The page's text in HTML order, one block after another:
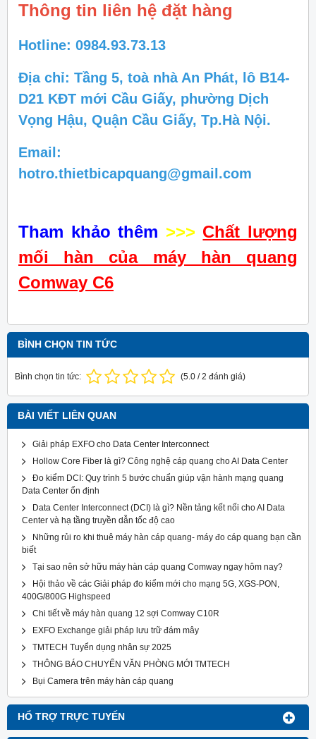
HỔ TRỢ TRỰC TUYẾN
Thông tin liên hệ đặt hàng
Hotline: 0984.93.73.13
Địa chỉ: Tầng 5, toà nhà An Phát, lô B14-
D21 KĐT mới Cầu Giấy, phường Dịch
Vọng Hậu, Quận Cầu Giấy, Tp.Hà Nội.
Email:
hotro.thietbicapquang@gmail.com
Tham khảo thêm >>> Chất lượng
mối hàn của máy hàn quang
Comway C6
BÌNH CHỌN TIN TỨC
Bình chọn tin tức: (5.0 /2 đánh giá)
BÀI VIẾT LIÊN QUAN
Giải pháp EXFO cho Data Center Interconnect
Hollow Core Fiber là gì? Công nghệ cáp quang cho AI Data Center
Đo kiểm DCI: Quy trình 5 bước chuẩn giúp vận hành mạng quang
Data Center ổn định
Data Center Interconnect (DCI) là gì? Nền tảng kết nối cho AI Data
Center và hạ tầng truyền dẫn tốc độ cao
Những rủi ro khi thuê máy hàn cáp quang- máy đo cáp quang bạn cần
biết
Tại sao nên sở hữu máy hàn cáp quang Comway ngay hôm nay?
Hội thảo về các Giải pháp đo kiểm mới cho mạng 5G, XGS-PON,
400G/800G Highspeed
Chi tiết về máy hàn quang 12 sợi Comway C10R
EXFO Exchange giải pháp lưu trữ đám mây
TMTECH Tuyển dụng nhân sự 2025
THÔNG BÁO CHUYỂN VĂN PHÒNG MỚI TMTECH
Bụi Camera trên máy hàn cáp quang